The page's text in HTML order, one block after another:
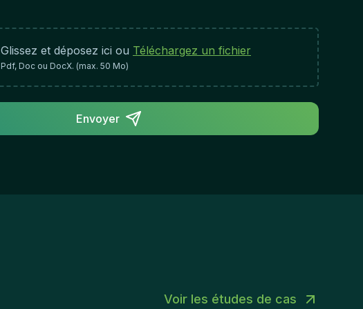
evaluating organizational activities, controls, or
compliance mattersStrong capability to manage
high-volume workflows and prioritize multiple
concurrent tasksFamiliarity with governance
frameworks, regulatory requirements, or risk
management methodologiesQualities & Work
accuracy, integrity, and maintaining
Glissez et déposez ici ou Téléchargez un fichier
Pdf, Doc ou DocX. (max. 50 Mo)
Envoyer
Voir les études de cas